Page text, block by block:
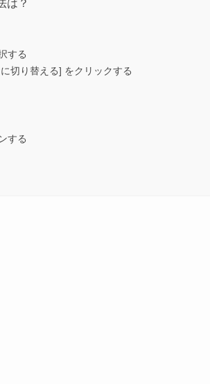
は？
する
切り替える] をクリックする
する